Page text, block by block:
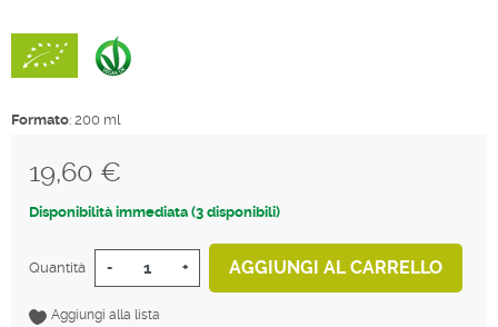
Formato: 200 ml
19,60 €
Tasse incluse
Disponibilità immediata (3 disponibili)
Quantità - + AGGIUNGI AL CARRELLO
Aggiungi alla lista